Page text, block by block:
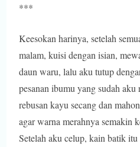
***
Keesokan harinya, setelah
malam, kuisi dengan isian,
daun waru, lalu aku tutup
pesanan ibumu yang sudah
rebusan kayu secang dan
agar warna merahnya semakin
Setelah aku celup, kain batik